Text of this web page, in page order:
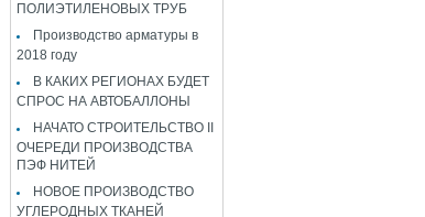
ПОЛИЭТИЛЕНОВЫХ ТРУБ
Производство арматуры в
2018 году
В КАКИХ РЕГИОНАХ БУДЕТ
СПРОС НА АВТОБАЛЛОНЫ
НАЧАТО СТРОИТЕЛЬСТВО II
ОЧЕРЕДИ ПРОИЗВОДСТВА
ПЭФ НИТЕЙ
НОВОЕ ПРОИЗВОДСТВО
УГЛЕРОДНЫХ ТКАНЕЙ